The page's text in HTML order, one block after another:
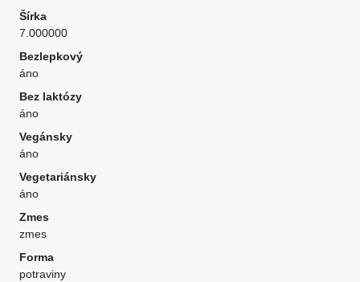
Šírka
7.000000
Bezlepkový
áno
Bez laktózy
áno
Vegánsky
áno
Vegetariánsky
áno
Zmes
zmes
Forma
potraviny